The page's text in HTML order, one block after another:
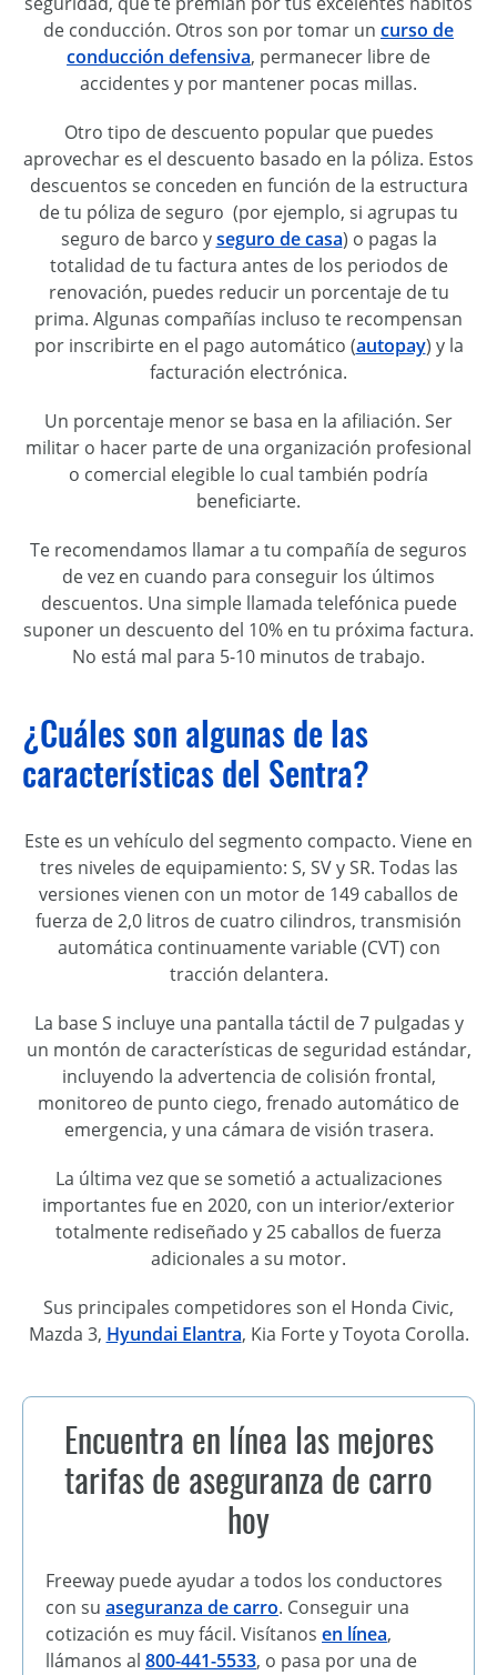
de conducción. Otros son por tomar un curso de
conducción defensiva, permanecer libre de
accidentes y por mantener pocas millas.
Otro tipo de descuento popular que puedes
aprovechar es el descuento basado en la póliza. Estos
descuentos se conceden en función de la estructura
de tu póliza de seguro (por ejemplo, si agrupas tu
seguro de barco yseguro de casa) o pagas la
totalidad de tu factura antes de los periodos de
renovación, puedes reducir un porcentaje de tu
prima. Algunas compañías incluso te recompensan
por inscribirte en el pago automático (autopay) y la
facturación electrónica.
Un porcentaje menor se basa en la afiliación. Ser
militar o hacer parte de una organización profesional
o comercial elegible lo cual también podría
beneficiarte.
Te recomendamos llamar a tu compañía de seguros
de vez en cuando para conseguir los últimos
descuentos. Una simple llamada telefónica puede
suponer un descuento del 10% en tu próxima factura.
No está mal para 5-10 minutos de trabajo.
¿Cuáles son algunas de las
características del Sentra?
Este es un vehículo del segmento compacto. Viene en
tres niveles de equipamiento: S, SV y SR. Todas las
versiones vienen con un motor de 149 caballos de
fuerza de 2,0 litros de cuatro cilindros, transmisión
automática continuamente variable (CVT) con
tracción delantera.
La base S incluye una pantalla táctil de 7 pulgadas y
un montón de características de seguridad estándar,
incluyendo la advertencia de colisión frontal,
monitoreo de punto ciego, frenado automático de
emergencia, y una cámara de visión trasera.
La última vez que se sometió a actualizaciones
importantes fue en 2020, con un interior/exterior
totalmente rediseñado y 25 caballos de fuerza
adicionales a su motor.
Sus principales competidores son el Honda Civic,
Mazda 3, Hyundai Elantra, Kia Forte y Toyota Corolla.
Encuentra en línea las mejores
tarifas de aseguranza de carro
hoy
Freeway puede ayudar a todos los conductores
con su aseguranza de carro. Conseguir una
cotización es muy fácil. Visítanos en línea,
llámanos al 800-441-5533, o pasa por una de